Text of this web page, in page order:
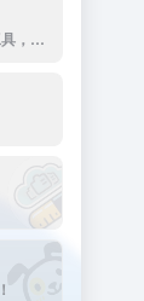
一款专注于拼豆图案生成的在线工具，用户只需上传任意照片或图片，即可一键将其像素化为可打印的拼豆图稿。